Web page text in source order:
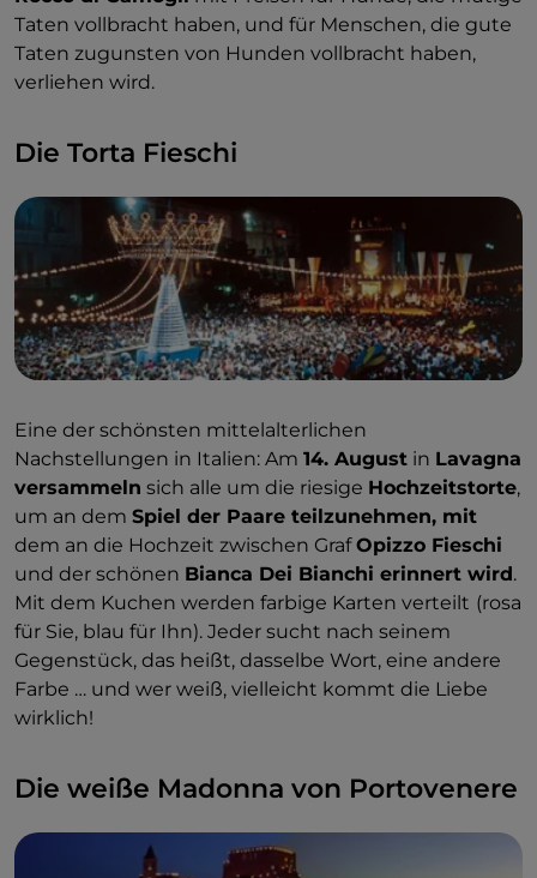
Taten vollbracht haben, und für Menschen, die gute
Taten zugunsten von Hunden vollbracht haben,
verliehen wird.
Die Torta Fieschi
Eine der schönsten mittelalterlichen
Nachstellungen in Italien: Am 14. August in Lavagna
versammeln sich alle um die riesige Hochzeitstorte,
um an dem Spiel der Paare teilzunehmen, mit
dem an die Hochzeit zwischen GrafOpizzo Fieschi
und der schönen Bianca Dei Bianchi erinnert wird.
Mit dem Kuchen werden farbige Karten verteilt (rosa
für Sie, blau für Ihn). Jeder sucht nach seinem
Gegenstück, das heißt, dasselbe Wort, eine andere
Farbe … und wer weiß, vielleicht kommt die Liebe
wirklich!
Die weiße Madonna von Portovenere